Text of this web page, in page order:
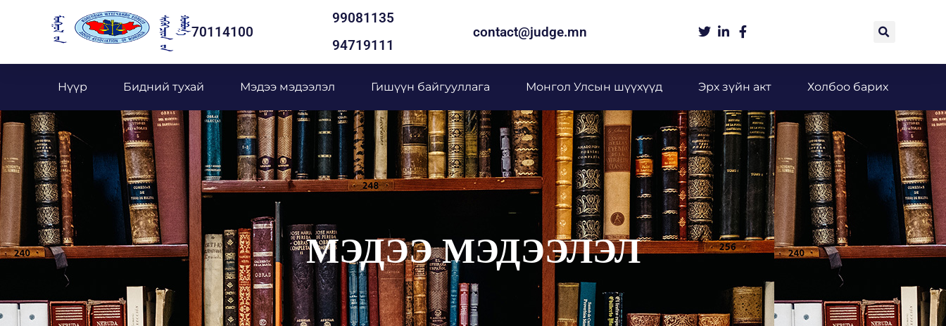
70114100
99081135
94719111
contact@judge.mn
Нүүр Бидний тухай Мэдээ мэдээлэл Гишүүн байгууллага Монгол Улсын шүүхүүд Эрх зүйн акт Холбоо барих
МЭДЭЭ МЭДЭЭЛЭЛ